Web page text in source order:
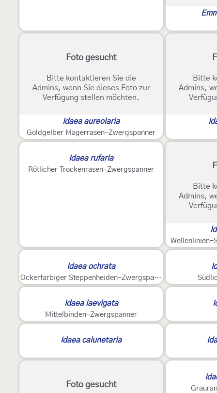
Foto gesucht
Bitte kontaktieren Sie die
Admins, wenn Sie dieses Foto zur
Verfügung stellen möchten.
Idaea aureolaria
Goldgelber Magerrasen-Zwergspanner
Bitte
Admins,
Idaea rufaria
Rötlicher Trockenrasen-Zwergspanner
Bitte
Admins,
Wellenlinien-
Idaea ochrata
Ockerfarbiger Steppenheiden-Zwergspanner
Idaea laevigata
Mittelbinden-Zwergspanner
Idaea calunetaria
-
Foto gesucht